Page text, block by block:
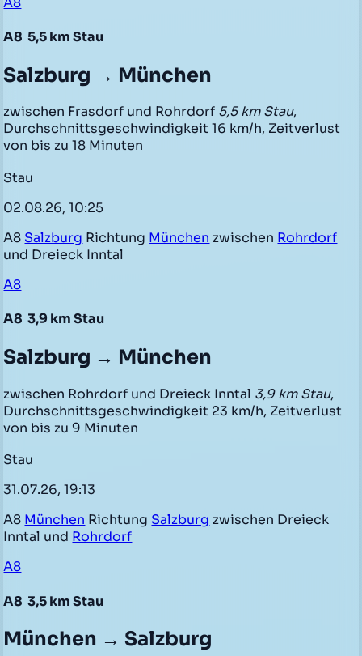
A8 5,5 km Stau
Salzburg → München
zwischen Frasdorf und Rohrdorf 5,5 km Stau,
Durchschnittsgeschwindigkeit 16 km/h, Zeitverlust
von bis zu 18 Minuten
Stau
02.08.26, 10:25
A8 Salzburg Richtung München zwischen Rohrdorf
und Dreieck Inntal
A8
A8 3,9 km Stau
Salzburg → München
zwischen Rohrdorf und Dreieck Inntal 3,9 km Stau,
Durchschnittsgeschwindigkeit 23 km/h, Zeitverlust
von bis zu 9 Minuten
Stau
31.07.26, 19:13
A8 München Richtung Salzburg zwischen Dreieck
Inntal und Rohrdorf
A8
A8 3,5 km Stau
München → Salzburg